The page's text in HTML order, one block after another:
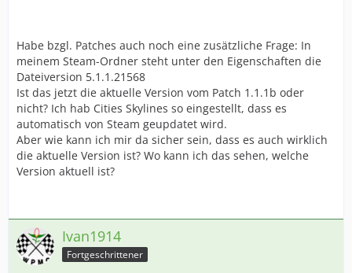
Habe bzgl. Patches auch noch eine zusätzliche Frage: In
meinem Steam-Ordner steht unter den Eigenschaften die
Dateiversion 5.1.1.21568
Ist das jetzt die aktuelle Version vom Patch 1.1.1b oder
nicht? Ich hab Cities Skylines so eingestellt, dass es
automatisch von Steam geupdatet wird.
Aber wie kann ich mir da sicher sein, dass es auch wirklich
die aktuelle Version ist? Wo kann ich das sehen, welche
Version aktuell ist?
Ivan1914
Fortgeschrittener